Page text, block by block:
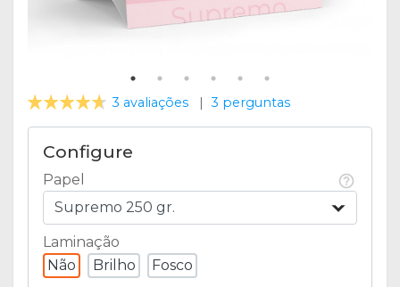
3 avaliações | 3 perguntas
Configure
Papel
Supremo 250 gr.
Laminação
Não
Brilho Fosco